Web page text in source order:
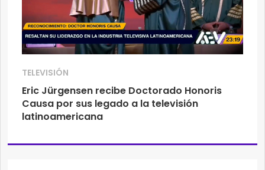
TELEVISIÓN
Eric Jürgensen recibe Doctorado Honoris
Causa por sus legado a la televisión
latinoamericana